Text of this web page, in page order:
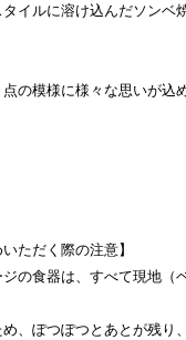
イルに溶け込んだソンベ
の模様に様々な思いが込
ただく際の注意】
の食器は、すべて現地（
、ぽつぽつとあとが残り